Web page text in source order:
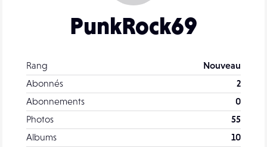
PunkRock69
Rang
Nouveau
Abonnés
2
Abonnements
0
Photos
55
Albums
10